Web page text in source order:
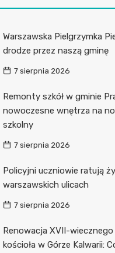
Warszawska Pielgrzymka
drodze przez naszą gminę
7 sierpnia 2026
Remonty szkół w gminie
nowoczesne wnętrza na
szkolny
7 sierpnia 2026
Policyjni uczniowie ratują
warszawskich ulicach
7 sierpnia 2026
Renowacja XVII-wiecznego
kościoła w Górze Kalwarii: